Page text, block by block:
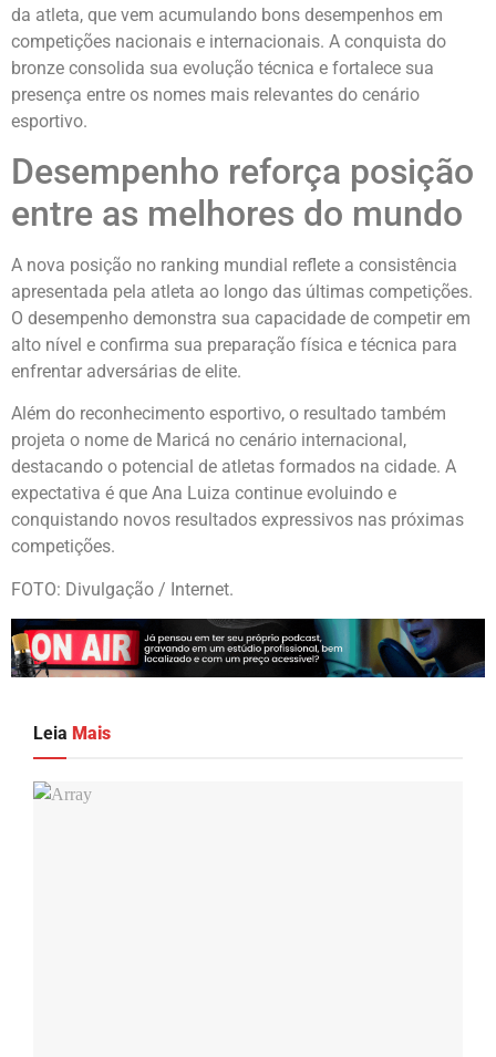
da atleta, que vem acumulando bons desempenhos em
competições nacionais e internacionais. A conquista do
bronze consolida sua evolução técnica e fortalece sua
presença entre os nomes mais relevantes do cenário
esportivo.
Desempenho reforça posição
entre as melhores do mundo
A nova posição no ranking mundial reflete a consistência
apresentada pela atleta ao longo das últimas competições.
O desempenho demonstra sua capacidade de competir em
alto nível e confirma sua preparação física e técnica para
enfrentar adversárias de elite.
Além do reconhecimento esportivo, o resultado também
projeta o nome de Maricá no cenário internacional,
destacando o potencial de atletas formados na cidade. A
expectativa é que Ana Luiza continue evoluindo e
conquistando novos resultados expressivos nas próximas
competições.
FOTO: Divulgação / Internet.
Leia Mais